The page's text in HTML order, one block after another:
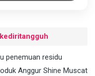
kediritangguh
penemuan residu
Anggur Shine Muscat